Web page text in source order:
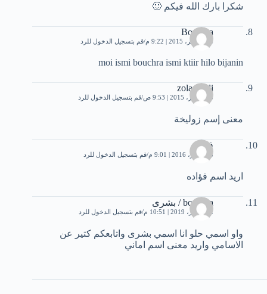
شكرا بارك الله فيكم 🙂
Bouchra
14 نوفمبر، 2015 | 9:22 م قم بتسجيل الدخول للرد
moi ismi bouchra ismi ktiir hilo bijanin
zola zouli
5 ديسمبر، 2015 | 9:53 ص قم بتسجيل الدخول للرد
معنى إسم زوليخة
فؤاده
5 سبتمبر، 2016 | 9:01 م قم بتسجيل الدخول للرد
اريد اسم فؤاده
bouchra / بشرى
22 أكتوبر، 2019 | 10:51 م قم بتسجيل الدخول للرد
واو اسمي حلو انا اسمي بشرى واتابعكم كتير عن
الاسامي واريد معنى اسم اماني